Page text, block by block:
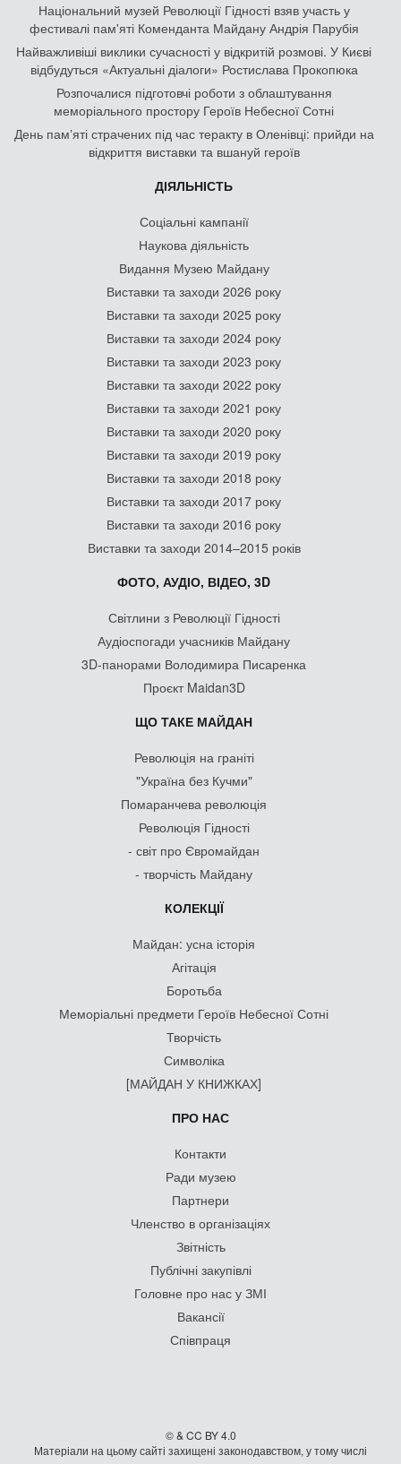
Національний музей Революції Гідності взяв участь у
фестивалі пам'яті Коменданта Майдану Андрія Парубія
Найважливіші виклики сучасності у відкритій розмові. У Києві
відбудуться «Актуальні діалоги» Ростислава Прокопюка
Розпочалися підготовчі роботи з облаштування
меморіального простору Героїв Небесної Сотні
День памʼяті страчених під час теракту в Оленівці: прийди на
відкриття виставки та вшануй героїв
ДІЯЛЬНІСТЬ
Соціальні кампанії
Наукова діяльність
Видання Музею Майдану
Виставки та заходи 2026 року
Виставки та заходи 2025 року
Виставки та заходи 2024 року
Виставки та заходи 2023 року
Виставки та заходи 2022 року
Виставки та заходи 2021 року
Виставки та заходи 2020 року
Виставки та заходи 2019 року
Виставки та заходи 2018 року
Виставки та заходи 2017 року
Виставки та заходи 2016 року
Виставки та заходи 2014–2015 років
ФОТО, АУДІО, ВІДЕО, 3D
Світлини з Революції Гідності
Аудіоспогади учасників Майдану
3D-панорами Володимира Писаренка
Проєкт Maidan3D
ЩО ТАКЕ МАЙДАН
Революція на граніті
"Україна без Кучми"
Помаранчева революція
Революція Гідності
- світ про Євромайдан
- творчість Майдану
КОЛЕКЦІЇ
Майдан: усна історія
Агітація
Боротьба
Меморіальні предмети Героїв Небесної Сотні
Творчість
Символіка
[МАЙДАН У КНИЖКАХ]
ПРО НАС
Контакти
Ради музею
Партнери
Членство в організаціях
Звітність
Публічні закупівлі
Головне про нас у ЗМІ
Вакансії
Співпраця
© & CC BY 4.0
Матеріали на цьому сайті захищені законодавством, у тому числі